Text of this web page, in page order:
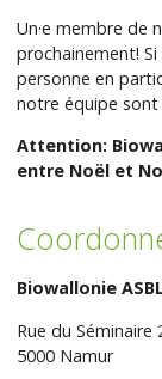
Un·e membre de
prochainement!
personne en
notre équipe
Attention:
entre Noël et
Biowallonie
Rue du Séminaire
5000 Namur